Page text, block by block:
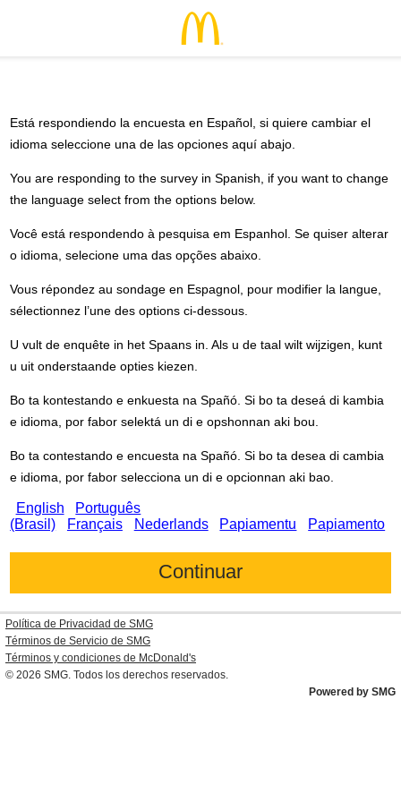
Está respondiendo la encuesta en Español, si quiere cambiar el
idioma seleccione una de las opciones aquí abajo.
You are responding to the survey in Spanish, if you want to change
the language select from the options below.
Você está respondendo à pesquisa em Espanhol. Se quiser alterar
o idioma, selecione uma das opções abaixo.
Vous répondez au sondage en Espagnol, pour modifier la langue,
sélectionnez l’une des options ci-dessous.
U vult de enquête in het Spaans in. Als u de taal wilt wijzigen, kunt
u uit onderstaande opties kiezen.
Bo ta kontestando e enkuesta na Spañó. Si bo ta deseá di kambia
e idioma, por fabor selektá un di e opshonnan aki bou.
Bo ta contestando e encuesta na Spañó. Si bo ta desea di cambia
e idioma, por fabor selecciona un di e opcionnan aki bao.
English
Português
(Brasil)
Français Nederlands Papiamentu Papiamento
Política de Privacidad de SMG
Términos de Servicio de SMG
Términos y condiciones de McDonald's
© 2026 SMG . Todos los derechos reservados.
Powered by SMG